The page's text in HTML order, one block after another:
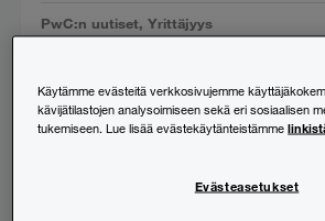
PwC:n uutiset, Yrittäjyys
PwC:n uutiset
Käytämme evästeitä verkkosivujemme
kävijätilastojen analysoimiseen sekä eri sosiaalisen
tukemiseen. Lue lisää evästekäytänteistämme
Evästeasetukset